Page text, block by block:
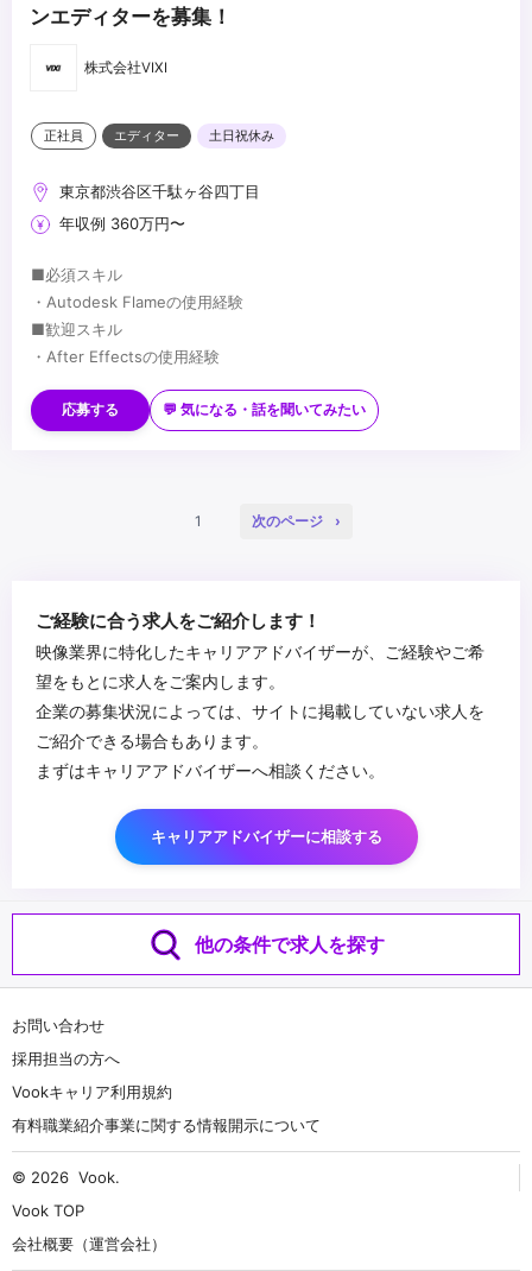
ンエディターを募集！
株式会社VIXI
正社員 エディター 土日祝休み
東京都渋谷区千駄ヶ谷四丁目
年収例 360万円〜
■必須スキル
・Autodesk Flameの使用経験
■歓迎スキル
・After Effectsの使用経験
・コミュニケーション能力
・日本語以外の語学力
応募する 💬 気になる・話を聞いてみたい
1 次のページ
ご経験に合う求人をご紹介します！
映像業界に特化したキャリアアドバイザーが、ご経験やご希
望をもとに求人をご案内します。
企業の募集状況によっては、サイトに掲載していない求人を
ご紹介できる場合もあります。
まずはキャリアアドバイザーへ相談ください。
キャリアアドバイザーに相談する
他の条件で求人を探す
お問い合わせ
採用担当の方へ
Vookキャリア利用規約
有料職業紹介事業に関する情報開示について
© 2026 Vook.
Vook TOP
会社概要（運営会社）